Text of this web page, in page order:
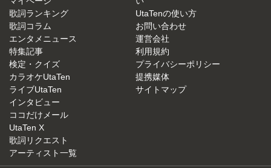
歌詞ランキング
歌詞コラム
エンタメニュース
特集記事
検定・クイズ
カラオケUtaTen
ライブUtaTen
インタビュー
ココだけメール
UtaTen X
歌詞リクエスト
アーティスト一覧
UtaTenの使い方
お問い合わせ
運営会社
利用規約
プライバシーポリシー
提携媒体
サイトマップ